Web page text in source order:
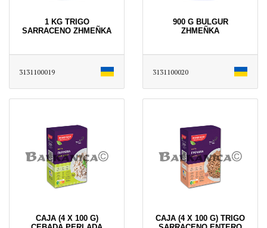
1 KG TRIGO
SARRACENO ZHMEÑKA
3131100019
900 G BULGUR
ZHMEÑKA
3131100020
CAJA (4 X 100 G)
CAJA (4 X 100 G) TRIGO